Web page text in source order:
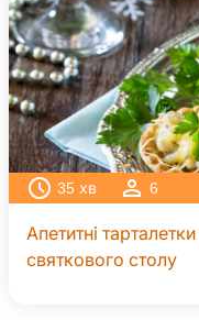
35 хв 6
Апетитні
святкового столу